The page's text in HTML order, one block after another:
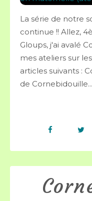
La série de notre
continue !! Allez,
Gloups, j'ai avalé
mes ateliers sur
articles suivants :
de Cornebidouille...